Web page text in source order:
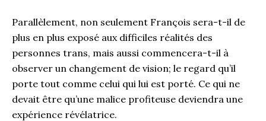
Parallèlement, non seulement François sera-t-il de
plus en plus exposé aux difficiles réalités des
personnes trans, mais aussi commencera-t-il à
observer un changement de vision; le regard qu’il
porte tout comme celui qui lui est porté. Ce qui ne
devait être qu’une malice profiteuse deviendra une
expérience révélatrice.